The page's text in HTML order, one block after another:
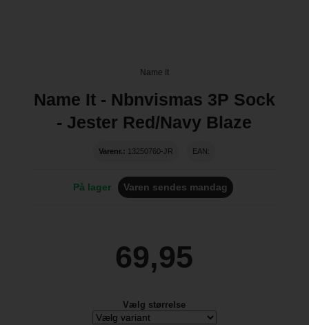
Name It
Name It - Nbnvismas 3P Sock
- Jester Red/Navy Blaze
Varenr.: 13250760-JR EAN:
På lager Varen sendes mandag
69,95
Vælg størrelse